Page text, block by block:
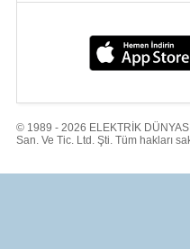
© 1989 - 2026 ELEKTRİK
San. Ve Tic. Ltd. Şti. Tüm hakları